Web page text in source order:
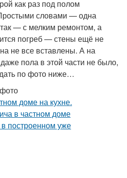
как раз под полом
словами — одна
— с мелким ремонтом, а
погреб — стены ещё не
не все вставлены. А на
пола в этой части не было,
по фото ниже…